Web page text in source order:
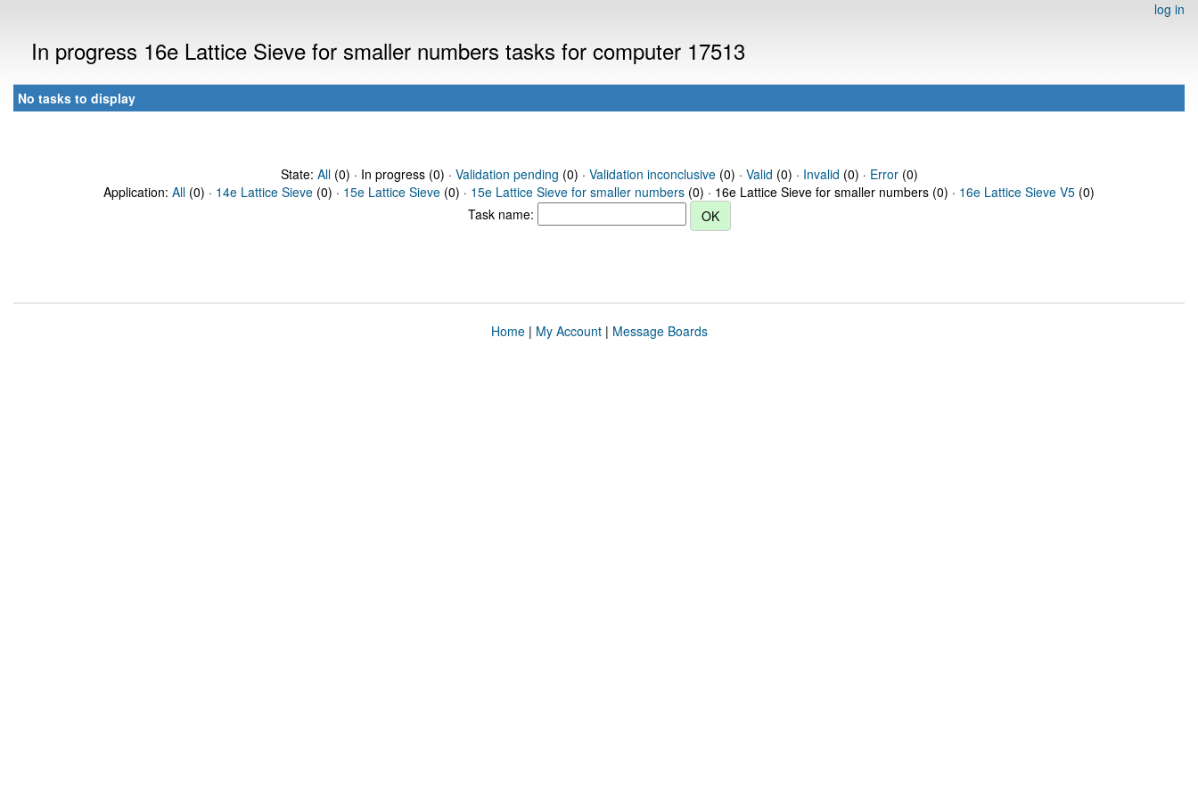
log in
In progress 16e Lattice Sieve for smaller numbers tasks for computer 17513
No tasks to display
State: All(0) · In progress (0) · Validation pending (0) · Validation inconclusive(0) · Valid (0) · Invalid (0) · Error(0)
Application: All (0) · 14e Lattice Sieve (0) · 15e Lattice Sieve (0) · 15e Lattice Sieve for smaller numbers (0) · 16e Lattice Sieve for smaller numbers (0) · 16e Lattice Sieve V5 (0)
Task name:
Home| My Account| Message Boards